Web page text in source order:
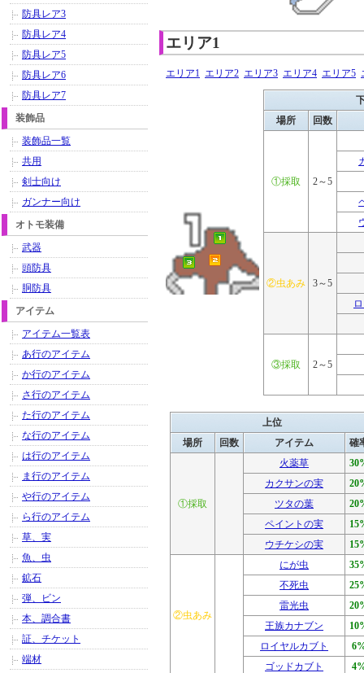
エリア1
エリア1 エリア2 エリア3 エリア4 エリア5
場所
回数
①採取 2～5
②虫あみ
3～5
③採取 2～5
上位
場所
回数 アイテム 確
①採取
火薬草
カクサンの実
ツタの葉
ペイントの実
ウチケシの実
②虫あみ
にが虫
不死虫
雷光虫
王族カナブン
ロイヤルカブト
ゴッドカブト
防具レア3
防具レア4
防具レア5
防具レア6
防具レア7
装飾品
装飾品一覧
共用
剣士向け
ガンナー向け
オトモ装備
武器
頭防具
胴防具
アイテム
アイテム一覧表
あ行のアイテム
か行のアイテム
さ行のアイテム
た行のアイテム
な行のアイテム
は行のアイテム
ま行のアイテム
や行のアイテム
ら行のアイテム
草、実
魚、虫
鉱石
弾、ビン
本、調合書
証、チケット
端材